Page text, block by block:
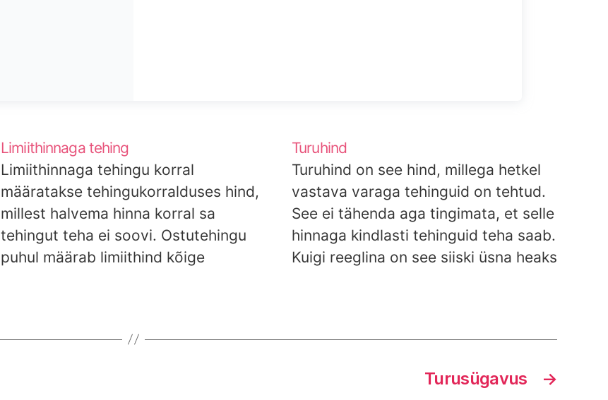
Limiithinnaga tehing
Limiithinnaga tehingu korral
määratakse tehingukorralduses hind,
millest halvema hinna korral sa
tehingut teha ei soovi. Ostutehingu
puhul määrab limiithind kõige
hinna, millega oled valmis müüma.
Turuhind
Turuhind on see hind, millega hetkel
vastava varaga tehinguid on tehtud.
See ei tähenda aga tingimata, et selle
hinnaga kindlasti tehinguid teha saab.
Kuigi reeglina on see siiski üsna heaks
aktsiat hinnaga 4,15 €/tk, siis…
→
Turusügavus